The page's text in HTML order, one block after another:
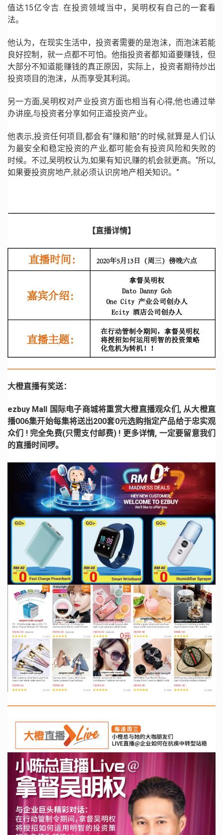
值达15亿令吉. 在投资领域当中，吴明权有自己的一套看
法。
他认为，在现实生活中，投资者需要的是泡沫，而泡沫若能
良好控制，就一点都不可怕。他指投资者都知道要赚钱，但
大部分不知道能赚钱的真正原因，实际上，投资者期待炒出
投资项目的泡沫，从而享受其利润。
另一方面,吴明权对产业投资方面也相当有心得,他也通过举
办讲座,与投资者分享如何正道投资产业。
他表示,投资任何项目,都会有“赚和赔”的时候,就算是人们认
为最安全和稳定投资的产业,都可能会有投资风险和失败的
时候。不过,吴明权认为,如果有知识,赚的机会就更高。“所以,
如果要投资房地产,就必须认识房地产相关知识。”
【直播详情】
大橙直播有奖送：
ezbuy Mall 国际电子商城将重赏大橙直播观众们, 从大橙直
播006集开始每集将送出200套0元选购指定产品给于忠实观
众们 ! 完全免费(只需支付邮费) ! 更多详情, 一定要留意我们
的直播时间啰。